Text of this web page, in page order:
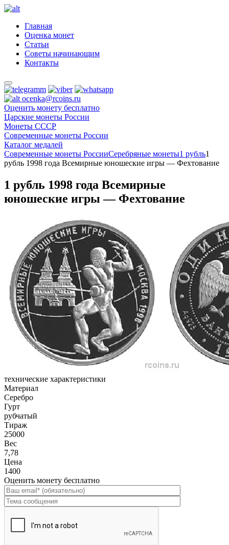
Главная
Оценка монет
Статьи
Советы начинающим
Контакты
ocenka@rcoins.ru
Оценить монету бесплатно
Царские монеты России
Монеты СССР
Современные монеты России
Каталог медалей
Современные монеты РоссииСеребряные монеты1 рубль1
рубль 1998 года Всемирные юношеские игры — Фехтование
1 рубль 1998 года Всемирные
юношеские игры — Фехтование
технические характеристики
Материал
Серебро
Гурт
рубчатый
Тираж
25000
Вес
7,78
Цена
1400
Оценить монету бесплатно